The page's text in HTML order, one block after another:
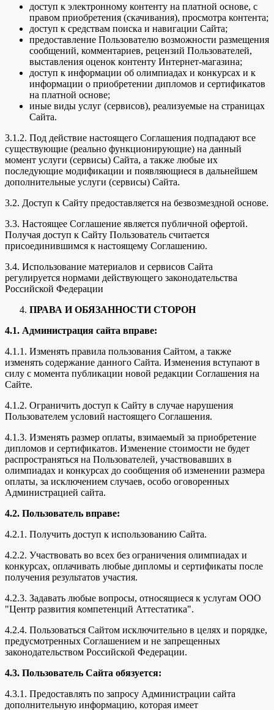
доступ к электронному контенту на платной основе, с
правом приобретения (скачивания), просмотра контента;
доступ к средствам поиска и навигации Сайта;
предоставление Пользователю возможности размещения
сообщений, комментариев, рецензий Пользователей,
выставления оценок контенту Интернет-магазина;
доступ к информации об олимпиадах и конкурсах и к
информации о приобретении дипломов и сертификатов
на платной основе;
иные виды услуг (сервисов), реализуемые на страницах
Сайта.
3.1.2. Под действие настоящего Соглашения подпадают все
существующие (реально функционирующие) на данный
момент услуги (сервисы) Сайта, а также любые их
последующие модификации и появляющиеся в дальнейшем
дополнительные услуги (сервисы) Сайта.
3.2. Доступ к Сайту предоставляется на безвозмездной основе.
3.3. Настоящее Соглашение является публичной офертой.
Получая доступ к Сайту Пользователь считается
присоединившимся к настоящему Соглашению.
3.4. Использование материалов и сервисов Сайта
регулируется нормами действующего законодательства
Российской Федерации
ПРАВА И ОБЯЗАННОСТИ СТОРОН
4.1. Администрация сайта вправе:
4.1.1. Изменять правила пользования Сайтом, а также
изменять содержание данного Сайта. Изменения вступают в
силу с момента публикации новой редакции Соглашения на
Сайте.
4.1.2. Ограничить доступ к Сайту в случае нарушения
Пользователем условий настоящего Соглашения.
4.1.3. Изменять размер оплаты, взимаемый за приобретение
дипломов и сертификатов. Изменение стоимости не будет
распространяться на Пользователей, участвовавших в
олимпиадах и конкурсах до сообщения об изменении размера
оплаты, за исключением случаев, особо оговоренных
Администрацией сайта.
4.2. Пользователь вправе:
4.2.1. Получить доступ к использованию Сайта.
4.2.2. Участвовать во всех без ограничения олимпиадах и
конкурсах, оплачивать любые дипломы и сертификаты после
получения результатов участия.
4.2.3. Задавать любые вопросы, относящиеся к услугам ООО
"Центр развития компетенций Аттестатика".
4.2.4. Пользоваться Сайтом исключительно в целях и порядке,
предусмотренных Соглашением и не запрещенных
законодательством Российской Федерации.
4.3. Пользователь Сайта обязуется:
4.3.1. Предоставлять по запросу Администрации сайта
дополнительную информацию, которая имеет